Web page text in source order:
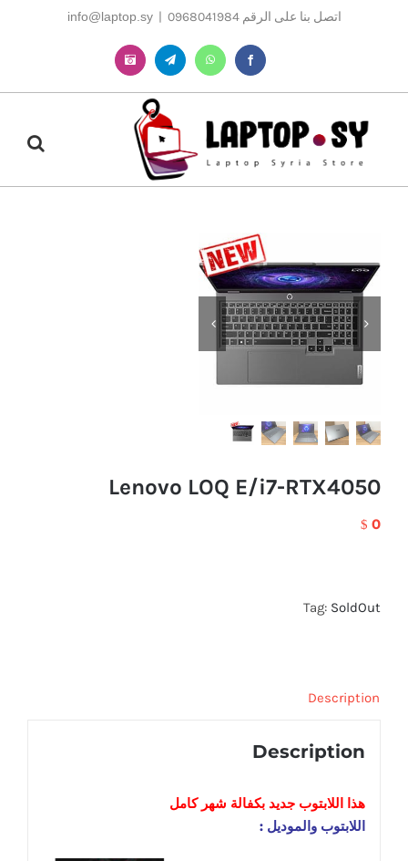
اتصل بنا على الرقم 0968041984 |
info@laptop.sy
Facebook
WhatsApp
Telegram
Instagram
Lenovo LOQ E/i7-RTX4050
$ 0
Tag: SoldOut
Description
Description
هذا اللابتوب جديد بكفالة شهر كامل
اللابتوب والموديل :